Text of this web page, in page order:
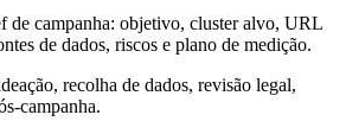
de campanha: objetivo, cluster alvo, URL
de dados, riscos e plano de medição.
recolha de dados, revisão legal,
campanha.